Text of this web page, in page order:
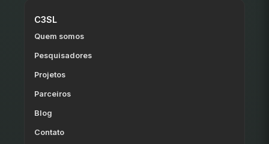
C3SL
Quem somos
Pesquisadores
Projetos
Parceiros
Blog
Contato